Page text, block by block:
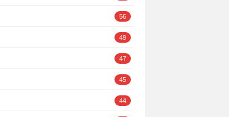
56
49
47
45
44